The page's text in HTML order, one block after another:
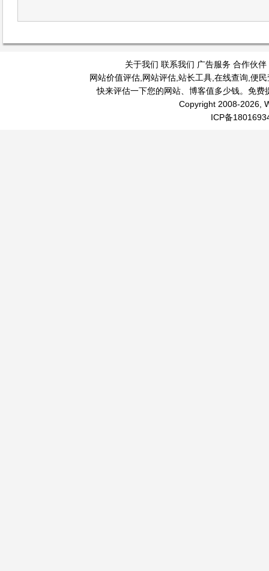
关于我们 联系我们 广告服务 合作伙伴
网站价值评估, 网站评估, 站长工具, 在线查询 便民
快来评估一下您的网站、博客值多少钱。免
Copyright 2008-2026,
ICP备